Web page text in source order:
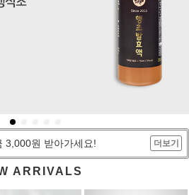
3,000원 받아가세요! 더보기
ARRIVALS